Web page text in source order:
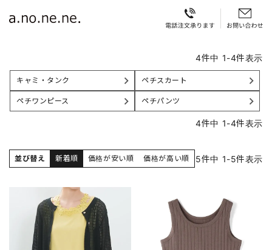
4件中 1-4件表示
キャミ・タンク ペチスカート
ペチワンピース ペチパンツ
4件中 1-4件表示
並び替え 新着順 価格が安い順 価格が高い順 5件中 1-5件表示